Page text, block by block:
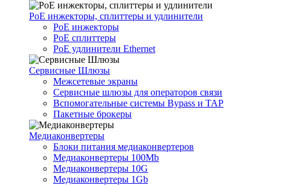
PoE инжекторы, сплиттеры и удлинители
PoE инжекторы
PoE сплиттеры
PoE удлинители Ethernet
Сервисные Шлюзы
Межсетевые экраны
Сервисные шлюзы для операторов связи
Вспомогательные системы Bypass и TAP
Пакетные брокеры
Медиаконвертеры
Блоки питания медиаконвертеров
Медиаконвертеры 100Mb
Медиаконвертеры 10G
Медиаконвертеры 1Gb